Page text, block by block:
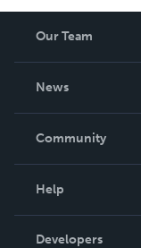
Our Team
News
In The News
Community
Podcast
Help
Order Lookup
Developers